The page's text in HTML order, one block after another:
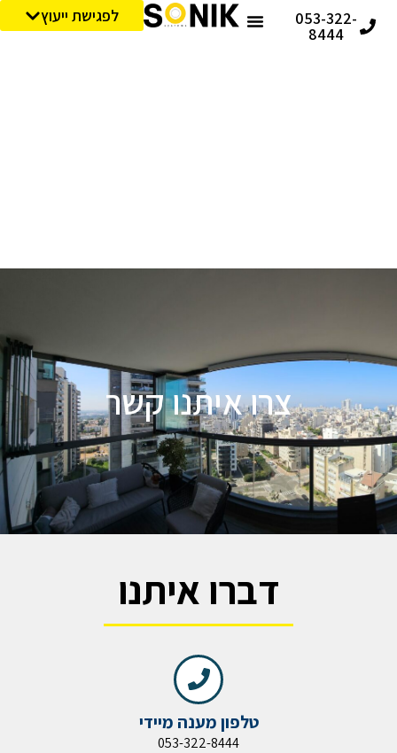
053-322-
8444
לפגישת ייעוץ
צרו איתנו קשר
דברו איתנו
טלפון מענה מיידי
053-322-8444